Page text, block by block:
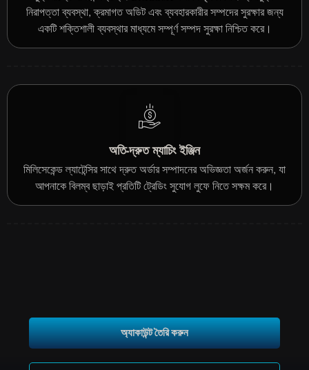
নিরাপত্তা ব্যবস্থা, ক্রমাগত অডিট এবং ব্যবহারকারীর সম্পদের সুরক্ষার জন্য
একটি শক্তিশালী ব্যবস্থার মাধ্যমে সম্পূর্ণ সম্পদ সুরক্ষা নিশ্চিত করে।
অতি-দ্রুত ম্যাচিং ইঞ্জিন
মিলিসেকেন্ড ল্যাটেন্সির সাথে দ্রুত অর্ডার সম্পাদনের অভিজ্ঞতা অর্জন করুন, যা
আপনাকে বিলম্ব ছাড়াই প্রতিটি ট্রেডিং সুযোগ লুফে নিতে সক্ষম করে।
অ্যাকাউন্ট তৈরি করুন